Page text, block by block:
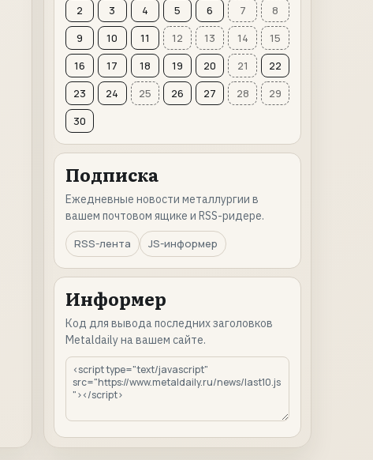
2
3 4 5 6 7
8
9
10 11 12 13 14
15
16
17 18 19 20 21
22
23
24 25 26 27 28
29
30
Подписка
Ежедневные новости металлургии в
вашем почтовом ящике и RSS-ридере.
RSS-лента
JS-информер
Информер
Код для вывода последних заголовков
Metaldaily на вашем сайте.